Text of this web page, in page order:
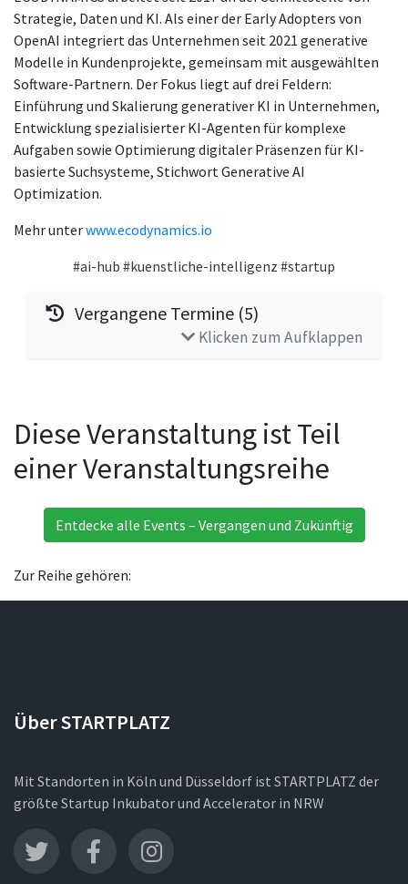
Strategie, Daten und KI. Als einer der Early Adopters von
OpenAI integriert das Unternehmen seit 2021 generative
Modelle in Kundenprojekte, gemeinsam mit ausgewählten
Software-Partnern. Der Fokus liegt auf drei Feldern:
Einführung und Skalierung generativer KI in Unternehmen,
Entwicklung spezialisierter KI-Agenten für komplexe
Aufgaben sowie Optimierung digitaler Präsenzen für KI-
basierte Suchsysteme, Stichwort Generative AI
Optimization.
Mehr unterwww.ecodynamics.io
#ai-hub #kuenstliche-intelligenz #startup
Vergangene Termine (5)
Klicken zum Aufklappen
Diese Veranstaltung ist Teil
einer Veranstaltungsreihe
Entdecke alle Events – Vergangen und Zukünftig
Zur Reihe gehören:
Über STARTPLATZ
Mit Standorten in Köln und Düsseldorf ist STARTPLATZ der
größte Startup Inkubator und Accelerator in NRW